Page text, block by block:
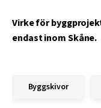
Virke för
endast inom Skåne.
Byggskivor